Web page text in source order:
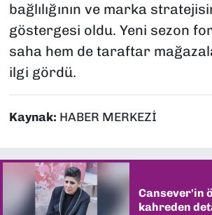
bağlılığının ve marka
göstergesi oldu. Yeni sezon
saha hem de taraftar
ilgi gördü.
Kaynak: HABER MERKEZİ
Cansever'in
kahreden